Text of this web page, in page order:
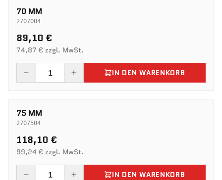
70 MM
2707004
89,10 €
74,87 € zzgl. MwSt.
IN DEN WARENKORB
75 MM
2707504
118,10 €
99,24 € zzgl. MwSt.
IN DEN WARENKORB